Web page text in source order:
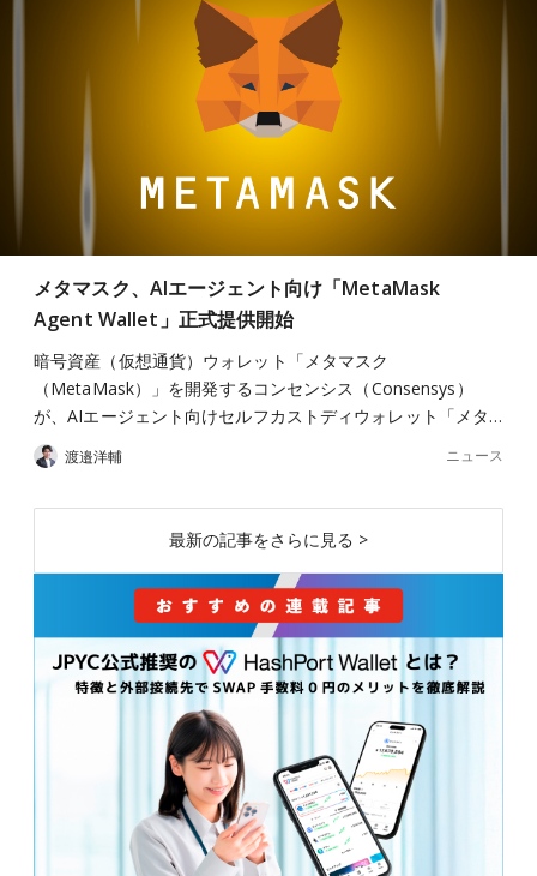
メタマスク、AIエージェント向け「MetaMask
Agent Wallet」正式提供開始
暗号資産（仮想通貨）ウォレット「メタマスク
（MetaMask）」を開発するコンセンシス（Consensys）
が、AIエージェント向けセルフカストディウォレット「メタ…
渡邉洋輔 ニュース
最新の記事をさらに見る >